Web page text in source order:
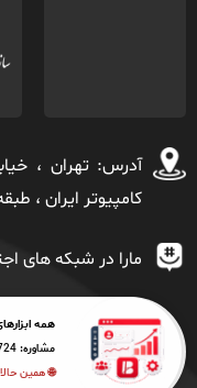
آدرس: تهران ،
كامپیوتر ايران ، طبقه
مارا در شبکه های
همه
مشاوره:
🌐 همین حالا